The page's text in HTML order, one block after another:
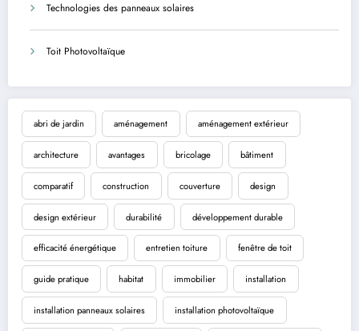
Technologies des panneaux solaires
Toit Photovoltaïque
abri de jardin aménagement aménagement extérieur
architecture avantages bricolage bâtiment
comparatif construction couverture design
design extérieur durabilité développement durable
efficacité énergétique entretien toiture fenêtre de toit
guide pratique habitat immobilier installation
installation panneaux solaires installation photovoltaïque